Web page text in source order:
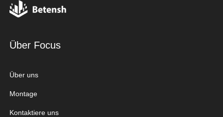
Über Focus
Über uns
Montage
Kontaktiere uns